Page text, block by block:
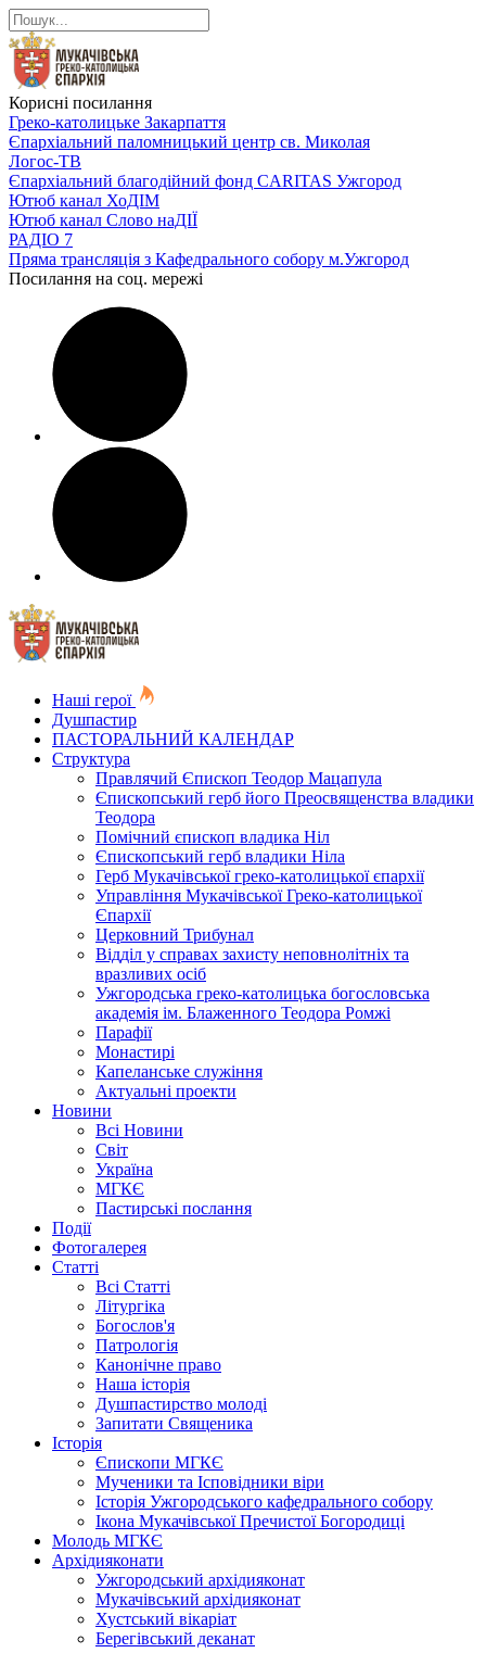
Корисні посилання
Греко-католицьке Закарпаття
Єпархіальний паломницький центр св. Миколая
Логос-ТВ
Єпархіальний благодійний фонд CARITAS Ужгород
Ютюб канал ХоДІМ
Ютюб канал Слово наДІЇ
РАДІО 7
Пряма трансляція з Кафедрального собору м.Ужгород
Посилання на соц. мережі
Наші герої
Душпастир
ПАСТОРАЛЬНИЙ КАЛЕНДАР
Структура
Правлячий Єпископ Теодор Мацапула
Єпископський герб його Преосвященства владики
Теодора
Помічний єпископ владика Ніл
Єпископський герб владики Ніла
Герб Мукачівської греко-католицької єпархії
Управління Мукачівської Греко-католицької
Єпархії
Церковний Трибунал
Відділ у справах захисту неповнолітніх та
вразливих осіб
Ужгородська греко-католицька богословська
академія ім. Блаженного Теодора Ромжі
Парафії
Монастирі
Капеланське служіння
Актуальні проекти
Новини
Всі Новини
Світ
Україна
МГКЄ
Пастирські послання
Події
Фотогалерея
Статті
Всі Статті
Літургіка
Богослов'я
Патрологія
Канонічне право
Наша історія
Душпастирство молоді
Запитати Священика
Історія
Єпископи МГКЄ
Мученики та Ісповідники віри
Історія Ужгородського кафедрального собору
Ікона Мукачівської Пречистої Богородиці
Молодь МГКЄ
Архідияконати
Ужгородський архідияконат
Мукачівський архідияконат
Хустський вікаріат
Берегівський деканат